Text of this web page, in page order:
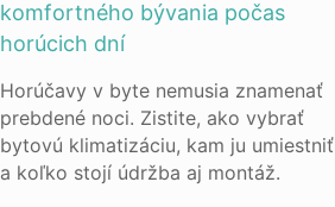
komfortného bývania počas
horúcich dní
Horúčavy v byte nemusia znamenať
prebdené noci. Zistite, ako vybrať
bytovú klimatizáciu, kam ju umiestniť
a koľko stojí údržba aj montáž.